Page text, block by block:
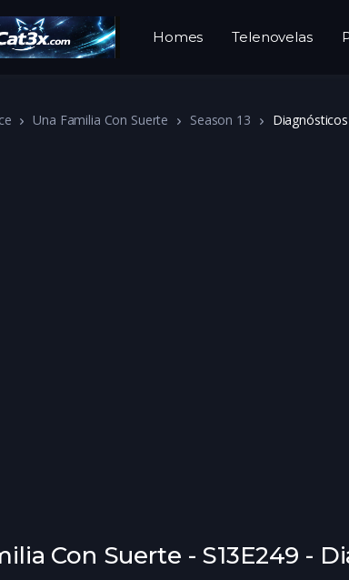
Homes Telenovelas
Una Familia Con Suerte Season 13 Diagnósticos
Con Suerte - S13E249 -